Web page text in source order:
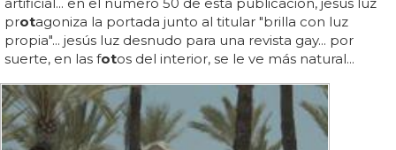
protagoniza la portada junto al titular "brilla con luz
propia"... jesús luz desnudo para una revista gay... por
suerte, en las fotos del interior, se le ve más natural...